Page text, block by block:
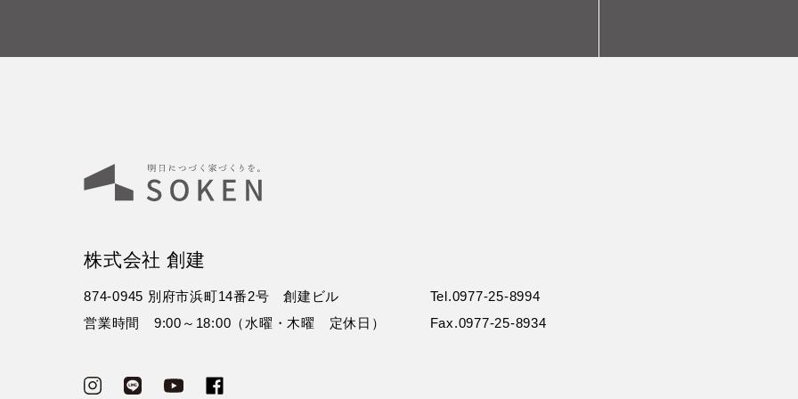
株式会社 創建
874-0945 別府市浜町14番2号 創建ビル
営業時間 9:00～18:00（水曜・木曜 定休日）
Tel.0977-25-8994
Fax.0977-25-8934